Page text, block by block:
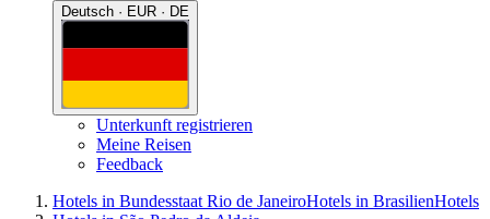
Deutsch · EUR · DE
Unterkunft registrieren
Meine Reisen
Feedback
Hotels in Bundesstaat Rio de JaneiroHotels in BrasilienHotels